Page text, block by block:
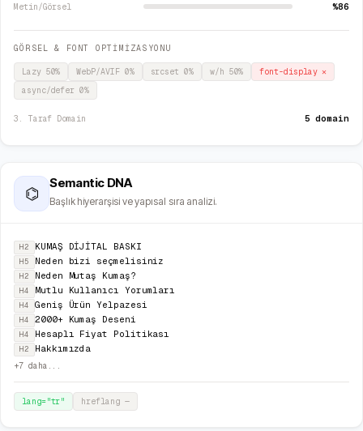
Metin/Görsel %86
GÖRSEL & FONT OPTİMİZASYONU
Lazy 50% WebP/AVIF 0% srcset0% w/h 50% font-display ✕
async/defer0%
3. Taraf Domain 5 domain
⌬
Semantic DNA
Başlık hiyerarşisi ve yapısal sıra analizi.
H2 KUMAŞ DİJİTAL BASKI
H5 Neden bizi seçmelisiniz
H2 Neden Mutaş Kumaş?
H4 Mutlu Kullanıcı Yorumları
H4 Geniş Ürün Yelpazesi
H4 2000+ Kumaş Deseni
H4 Hesaplı Fiyat Politikası
H2 Hakkımızda
+7daha...
lang="tr" hreflang —